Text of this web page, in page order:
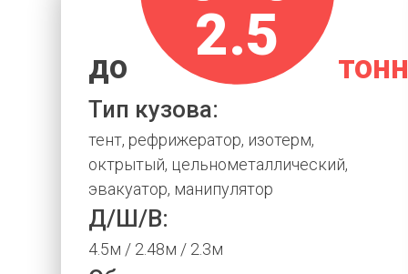
2.5
до
Тип кузова:
тент, рефрижератор, изотерм,
октрытый, цельнометаллический,
эвакуатор, манипулятор
Д/Ш/В:
4.5м / 2.48м / 2.3м